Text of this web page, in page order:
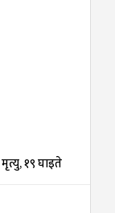
मृत्यु, १९ घाइते